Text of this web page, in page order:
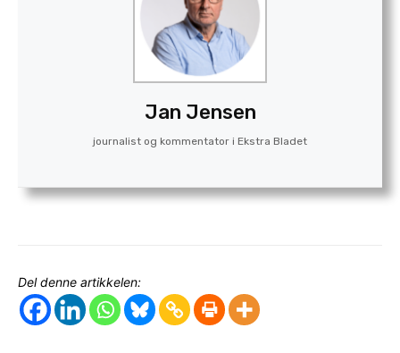
Jan Jensen
journalist og kommentator i Ekstra Bladet
Del denne artikkelen: